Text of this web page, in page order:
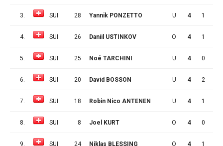
3. SUI 28 Yannik PONZETTO U 4 1
4. SUI 26 Daniil USTINKOV O 4 1
5. SUI 25 Noé TARCHINI U 4 0
6. SUI 20 David BOSSON U 4 2
7. SUI 18 Robin Nico ANTENEN U 4 1
8. SUI 8 Joel KURT O 4 0
9. SUI 24 Niklas BLESSING O 4 1